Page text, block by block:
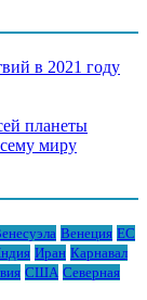
в 2021 году
планеты
миру
Венеция ЕС
Иран Карнавал
США Северная